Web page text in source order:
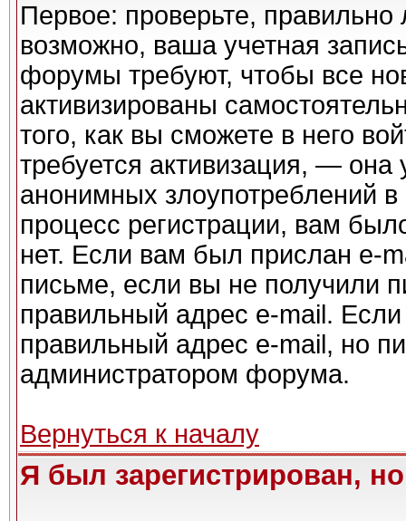
Первое: проверьте,
возможно, ваша учетная
форумы требуют, чтобы все
активизированы
того, как вы сможете в него
требуется активизация, —
анонимных злоупотреблений
процесс регистрации, вам
нет. Если вам был прислан e-
письме, если вы не получили
правильный адрес e-mail.
правильный адрес e-mail, но
администратором форума.
Вернуться к началу
Я был зарегистрирован,